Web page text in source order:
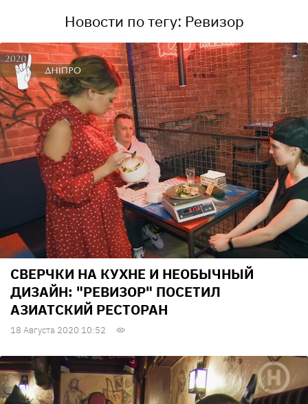
Новости по тегу: Ревизор
СВЕРЧКИ НА КУХНЕ И НЕОБЫЧНЫЙ
ДИЗАЙН: "РЕВИЗОР" ПОСЕТИЛ
АЗИАТСКИЙ РЕСТОРАН
18 Августа 2020 10:52